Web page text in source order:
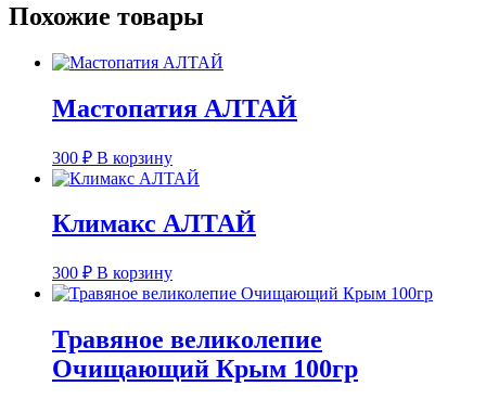
Похожие товары
Мастопатия АЛТАЙ
300 ₽ В корзину
Климакс АЛТАЙ
300 ₽ В корзину
Травяное великолепие
Очищающий Крым 100гр